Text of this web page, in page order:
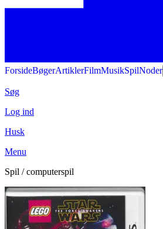
ForsideBøgerArtiklerFilmMusikSpilNoder
Søg
Log ind
Husk
Menu
Spil / computerspil